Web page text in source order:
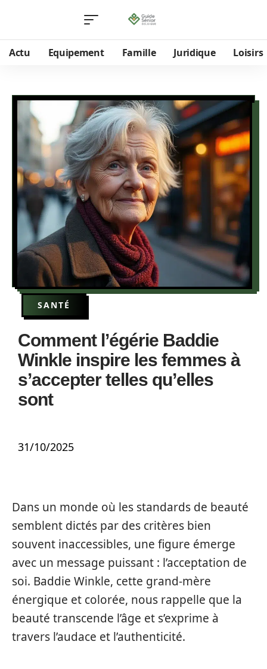
Actu Equipement Famille Juridique Loisirs
SANTÉ
Comment l’égérie Baddie
Winkle inspire les femmes à
s’accepter telles qu’elles
sont
31/10/2025
Dans un monde où les standards de beauté
semblent dictés par des critères bien
souvent inaccessibles, une figure émerge
avec un message puissant : l’acceptation de
soi. Baddie Winkle, cette grand-mère
énergique et colorée, nous rappelle que la
beauté transcende l’âge et s’exprime à
travers l’audace et l’authenticité.